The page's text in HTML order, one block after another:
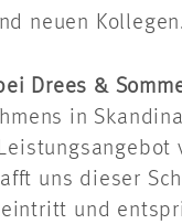
neuen
Drees &
in
uns dieser
und